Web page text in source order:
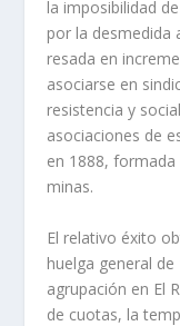
la imposibilidad
por la
resada en
asociarse en
resistencia y
asociaciones de
en 1888,
minas.
El relativo éxito
huelga general
agrupación en El
de cuotas, la